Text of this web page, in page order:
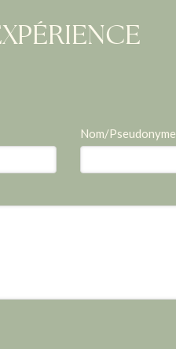
Nom/Pseudonyme